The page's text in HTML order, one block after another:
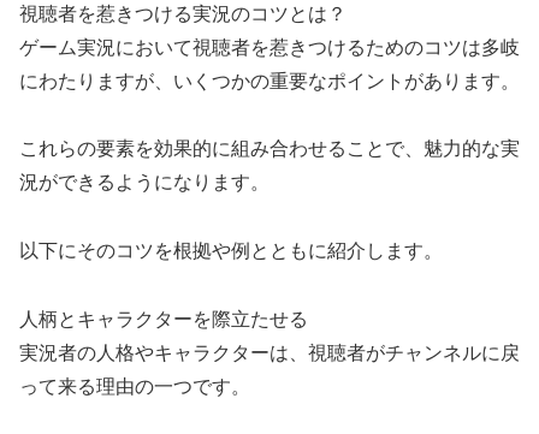
視聴者を惹きつける実況のコツとは？
ゲーム実況において視聴者を惹きつけるためのコツは多岐
にわたりますが、いくつかの重要なポイントがあります。
これらの要素を効果的に組み合わせることで、魅力的な実
況ができるようになります。
以下にそのコツを根拠や例とともに紹介します。
人柄とキャラクターを際立たせる
実況者の人格やキャラクターは、視聴者がチャンネルに戻
って来る理由の一つです。